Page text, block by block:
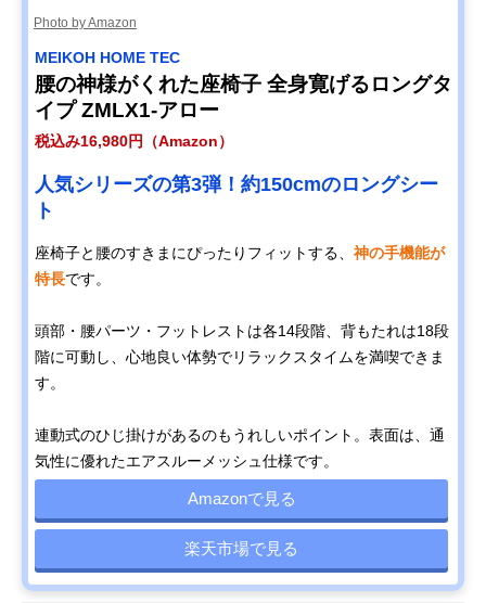
Photo by Amazon
MEIKOH HOME TEC
腰の神様がくれた座椅子 全身寛げるロングタ
イプ ZMLX1-アロー
税込み16,980円（Amazon）
人気シリーズの第3弾！約150cmのロングシー
ト
座椅子と腰のすきまにぴったりフィットする、 神の手機能が
特長です。
頭部・腰パーツ・フットレストは各14段階、背もたれは18段
階に可動し、心地良い体勢でリラックスタイムを満喫できま
す。
連動式のひじ掛けがあるのもうれしいポイント。表面は、通
気性に優れたエアスルーメッシュ仕様です。
Amazonで見る
楽天市場で見る